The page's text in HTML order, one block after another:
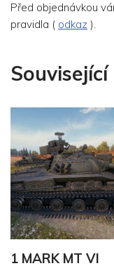
Před objednávkou
pravidla ( odkaz ).
1 MARK MT VI